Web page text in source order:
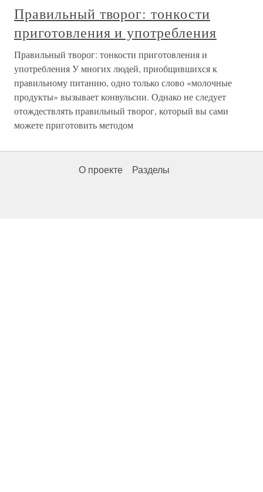
Правильный творог: тонкости
приготовления и употребления
Правильный творог: тонкости приготовления и
употребления У многих людей, приобщившихся к
правильному питанию, одно только слово «молочные
продукты» вызывает конвульсии. Однако не следует
отождествлять правильный творог, который вы сами
можете приготовить методом
О проекте Разделы